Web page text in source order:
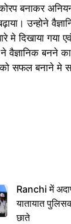
बनाकर
उन्होने
मे दिखाया गया
बनने का
सफल बनाने मे
Ranchi में
यातायात
छाते